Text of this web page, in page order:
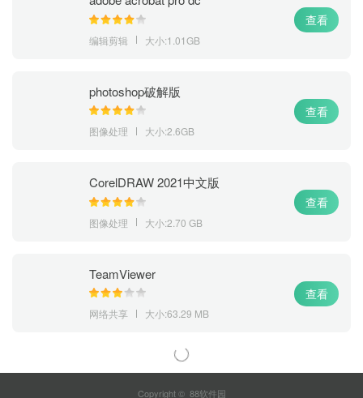
编辑剪辑 大小:1.01GB
查看
photoshop破解版
图像处理 大小:2.6GB
查看
CorelDRAW 2021中文版
图像处理 大小:2.70 GB
查看
TeamViewer
网络共享 大小:63.29 MB
查看
Copyright © 88软件园